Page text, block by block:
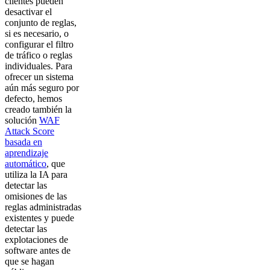
desactivar el
conjunto de reglas,
si es necesario, o
configurar el filtro
de tráfico o reglas
individuales. Para
ofrecer un sistema
aún más seguro por
defecto, hemos
creado también la
solución WAF
Attack Score
basada en
aprendizaje
automático, que
utiliza la IA para
detectar las
omisiones de las
reglas administradas
existentes y puede
detectar las
explotaciones de
software antes de
que se hagan